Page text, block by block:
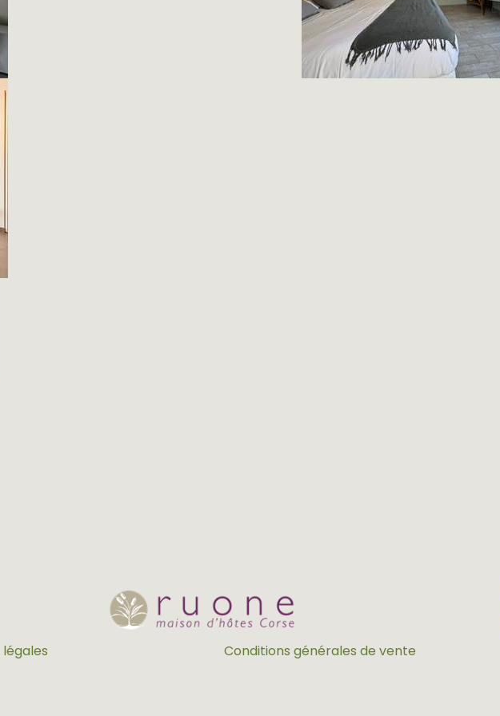
Conditions générales de vente